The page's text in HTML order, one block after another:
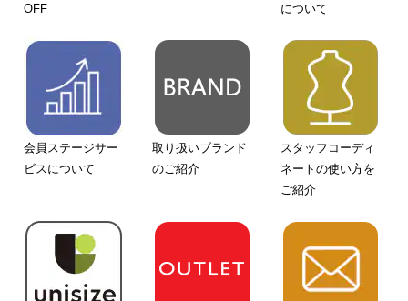
OFF
について
会員ステージサー
ビスについて
取り扱いブランド
のご紹介
スタッフコーディ
ネートの使い方を
ご紹介